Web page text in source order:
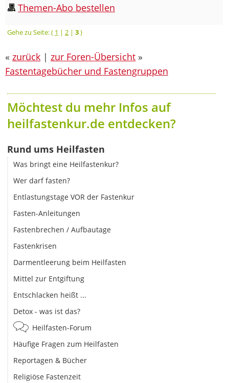
Themen-Abo bestellen
Gehe zu Seite: ( 1 | 2 | 3)
« zurück | zur Foren-Übersicht »
Fastentagebücher und Fastengruppen
Möchtest du mehr Infos auf
heilfastenkur.de entdecken?
Rund ums Heilfasten
Was bringt eine Heilfastenkur?
Wer darf fasten?
Entlastungstage VOR der Fastenkur
Fasten-Anleitungen
Fastenbrechen / Aufbautage
Fastenkrisen
Darmentleerung beim Heilfasten
Mittel zur Entgiftung
Entschlacken heißt ...
Detox - was ist das?
Heilfasten-Forum
Häufige Fragen zum Heilfasten
Reportagen & Bücher
Religiöse Fastenzeit